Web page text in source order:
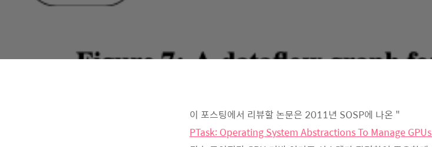
이 포스팅에서 리뷰할 논문은 2011년 SOSP에 나온 "
PTask: Operating System Abstractions To Manage